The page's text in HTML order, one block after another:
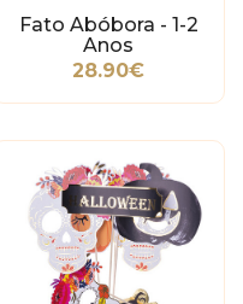
Fato Abóbora - 1-2
Anos
28.90€